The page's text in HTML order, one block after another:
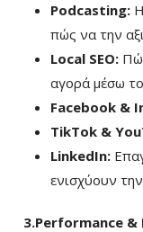
Podcasting:
πώς να την
Local SEO:
αγορά μέσω
Facebook &
TikTok &
LinkedIn:
ενισχύουν
3.Performance &